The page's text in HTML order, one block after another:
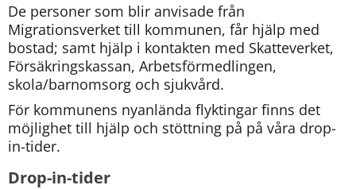
De personer som blir anvisade från
Migrationsverket till kommunen, får hjälp med
bostad; samt hjälp i kontakten med Skatteverket,
Försäkringskassan, Arbetsförmedlingen,
skola/barnomsorg och sjukvård.
För kommunens nyanlända flyktingar finns det
möjlighet till hjälp och stöttning på på våra drop-
in-tider.
Drop-in-tider